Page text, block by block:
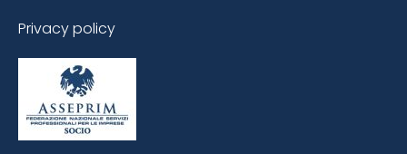
Privacy policy